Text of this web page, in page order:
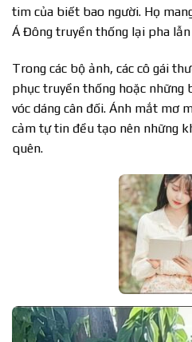
tim của biết bao người. Họ
Á Đông truyền thống lại pha
Trong các bộ ảnh, các cô gái
phục truyền thống hoặc những
vóc dáng cân đối. Ánh mắt mơ
cảm tự tin đều tạo nên những
quên.